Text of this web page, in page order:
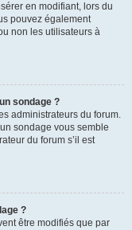
en modifiant, lors du
pouvez également
non les utilisateurs à
sondage ?
administrateurs du forum.
sondage vous semble
du forum s’il est
?
être modifiés que par